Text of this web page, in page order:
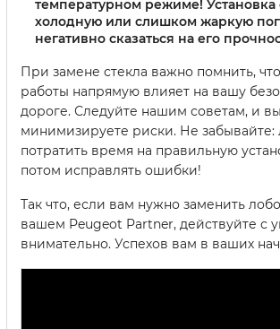
температурном режиме! Установка
холодную или слишком жаркую
негативно сказаться на его
При замене стекла важно помнить,
работы напрямую влияет на вашу
дороге. Следуйте нашим советам, и вы
минимизируете риски. Не забывайте:
потратить время на правильную
потом исправлять ошибки!
Так что, если вам нужно заменить
вашем Peugeot Partner, действуйте с
внимательно. Успехов вам в ваших